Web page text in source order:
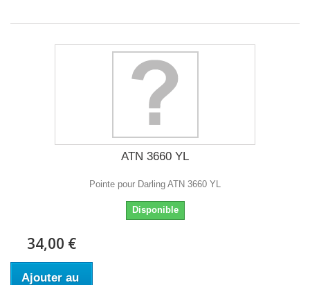
ATN 3660 YL
Pointe pour Darling ATN 3660 YL
Disponible
34,00 €
Ajouter au